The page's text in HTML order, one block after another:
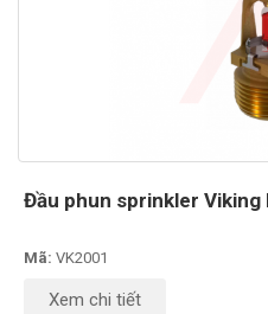
Đầu phun sprinkler Viking
Mã: VK2001
Xem chi tiết